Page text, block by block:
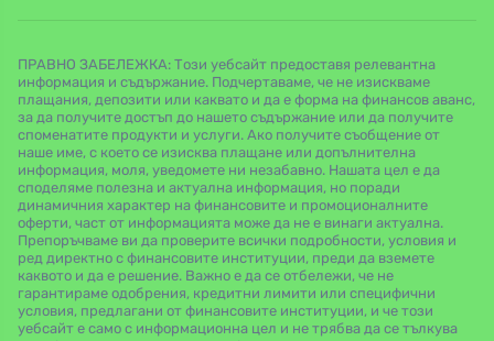
ПРАВНО ЗАБЕЛЕЖКА: Този уебсайт предоставя релевантна
информация и съдържание. Подчертаваме, че не изискваме
плащания, депозити или каквато и да е форма на финансов аванс,
за да получите достъп до нашето съдържание или да получите
споменатите продукти и услуги. Ако получите съобщение от
наше име, с което се изисква плащане или допълнителна
информация, моля, уведомете ни незабавно. Нашата цел е да
споделяме полезна и актуална информация, но поради
динамичния характер на финансовите и промоционалните
оферти, част от информацията може да не е винаги актуална.
Препоръчваме ви да проверите всички подробности, условия и
ред директно с финансовите институции, преди да вземете
каквото и да е решение. Важно е да се отбележи, че не
гарантираме одобрения, кредитни лимити или специфични
условия, предлагани от финансовите институции, и че този
уебсайт е само с информационна цел и не трябва да се тълкува